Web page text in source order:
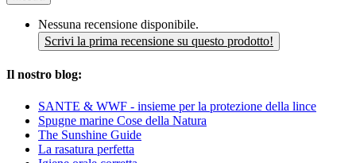
Nessuna recensione disponibile.
Scrivi la prima recensione su questo prodotto!
Il nostro blog:
SANTE & WWF - insieme per la protezione della lince
Spugne marine Cose della Natura
The Sunshine Guide
La rasatura perfetta